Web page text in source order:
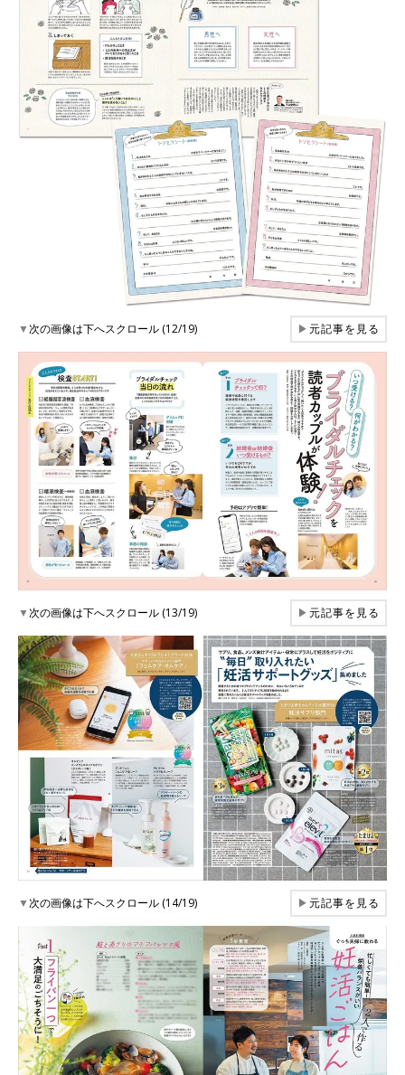
▼次の画像は下へスクロール (12/19) ▶元記事を見る
▼次の画像は下へスクロール (13/19) ▶元記事を見る
▼次の画像は下へスクロール (14/19) ▶元記事を見る